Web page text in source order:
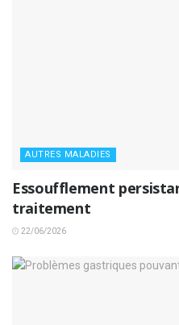
AUTRES MALADIES
Essoufflement
traitement
22/06/2026